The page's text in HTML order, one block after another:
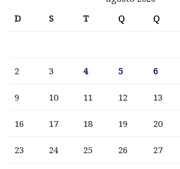
D
S T Q Q
2 3 4 5 6
9 10 11 12 13
16 17 18 19 20
23 24 25 26 27